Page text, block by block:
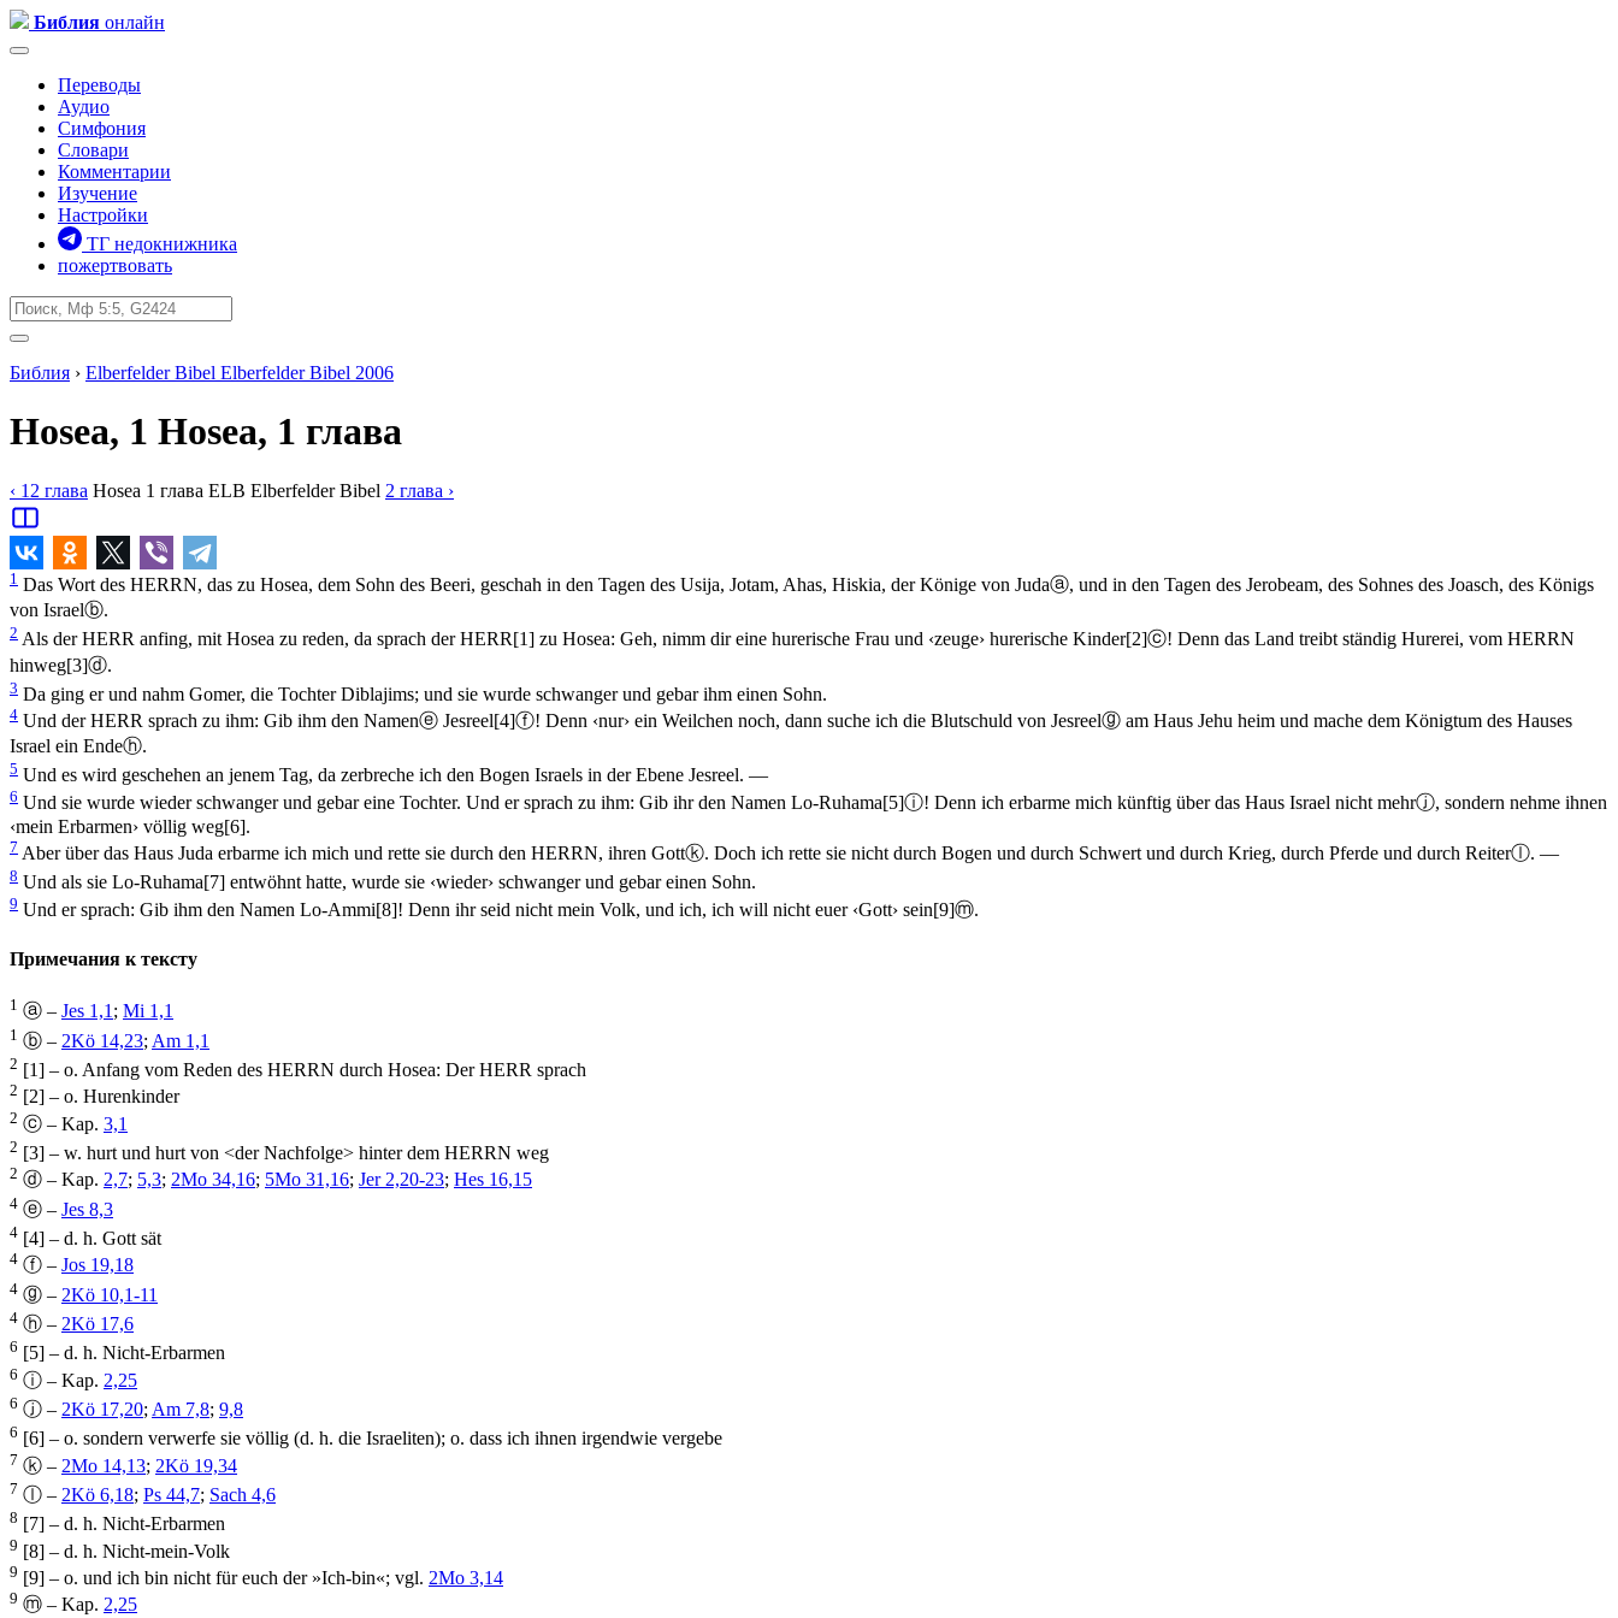
Библия онлайн
Переводы
Аудио
Симфония
Словари
Комментарии
Изучение
Настройки
ТГ недокнижника
пожертвовать
Библия › Elberfelder Bibel Elberfelder Bibel 2006
Hosea, 1 Hosea, 1 глава
‹ 12 глава Hosea 1 глава ELB Elberfelder Bibel 2 глава ›
1 Das Wort des HERRN, das zu Hosea, dem Sohn des Beeri, geschah in den Tagen des Usija, Jotam, Ahas, Hiskia, der Könige von Judaⓐ, und in den Tagen des Jerobeam, des Sohnes des Joasch, des Königs
von Israelⓑ.
2 Als der HERR anfing, mit Hosea zu reden, da sprach der HERR[1] zu Hosea: Geh, nimm dir eine hurerische Frau und ‹zeuge› hurerische Kinder[2]ⓒ! Denn das Land treibt ständig Hurerei, vom HERRN
hinweg[3]ⓓ.
3 Da ging er und nahm Gomer, die Tochter Diblajims; und sie wurde schwanger und gebar ihm einen Sohn.
4 Und der HERR sprach zu ihm: Gib ihm den Namenⓔ Jesreel[4]ⓕ! Denn ‹nur› ein Weilchen noch, dann suche ich die Blutschuld von Jesreelⓖ am Haus Jehu heim und mache dem Königtum des Hauses
Israel ein Endeⓗ.
5 Und es wird geschehen an jenem Tag, da zerbreche ich den Bogen Israels in der Ebene Jesreel. —
6 Und sie wurde wieder schwanger und gebar eine Tochter. Und er sprach zu ihm: Gib ihr den Namen Lo-Ruhama[5]ⓘ! Denn ich erbarme mich künftig über das Haus Israel nicht mehrⓙ, sondern nehme ihnen
‹mein Erbarmen› völlig weg[6].
7 Aber über das Haus Juda erbarme ich mich und rette sie durch den HERRN, ihren Gottⓚ. Doch ich rette sie nicht durch Bogen und durch Schwert und durch Krieg, durch Pferde und durch Reiterⓛ. —
8 Und als sie Lo-Ruhama[7] entwöhnt hatte, wurde sie ‹wieder› schwanger und gebar einen Sohn.
9 Und er sprach: Gib ihm den Namen Lo-Ammi[8]! Denn ihr seid nicht mein Volk, und ich, ich will nicht euer ‹Gott› sein[9]ⓜ.
Примечания к тексту
1 ⓐ – Jes 1,1; Mi 1,1
1 ⓑ – 2Kö 14,23; Am 1,1
2 [1] – o. Anfang vom Reden des HERRN durch Hosea: Der HERR sprach
2 [2] – o. Hurenkinder
2 ⓒ – Kap. 3,1
2 [3] – w. hurt und hurt von <der Nachfolge> hinter dem HERRN weg
2 ⓓ – Kap. 2,7; 5,3; 2Mo 34,16; 5Mo 31,16; Jer 2,20-23; Hes 16,15
4 ⓔ – Jes 8,3
4 [4] – d. h. Gott sät
4 ⓕ – Jos 19,18
4 ⓖ – 2Kö 10,1-11
4 ⓗ – 2Kö 17,6
6 [5] – d. h. Nicht-Erbarmen
6 ⓘ – Kap. 2,25
6 ⓙ – 2Kö 17,20; Am 7,8; 9,8
6 [6] – o. sondern verwerfe sie völlig (d. h. die Israeliten); o. dass ich ihnen irgendwie vergebe
7 ⓚ – 2Mo 14,13; 2Kö 19,34
7 ⓛ – 2Kö 6,18; Ps 44,7; Sach 4,6
8 [7] – d. h. Nicht-Erbarmen
9 [8] – d. h. Nicht-mein-Volk
9 [9] – o. und ich bin nicht für euch der »Ich-bin«; vgl. 2Mo 3,14
9 ⓜ – Kap. 2,25